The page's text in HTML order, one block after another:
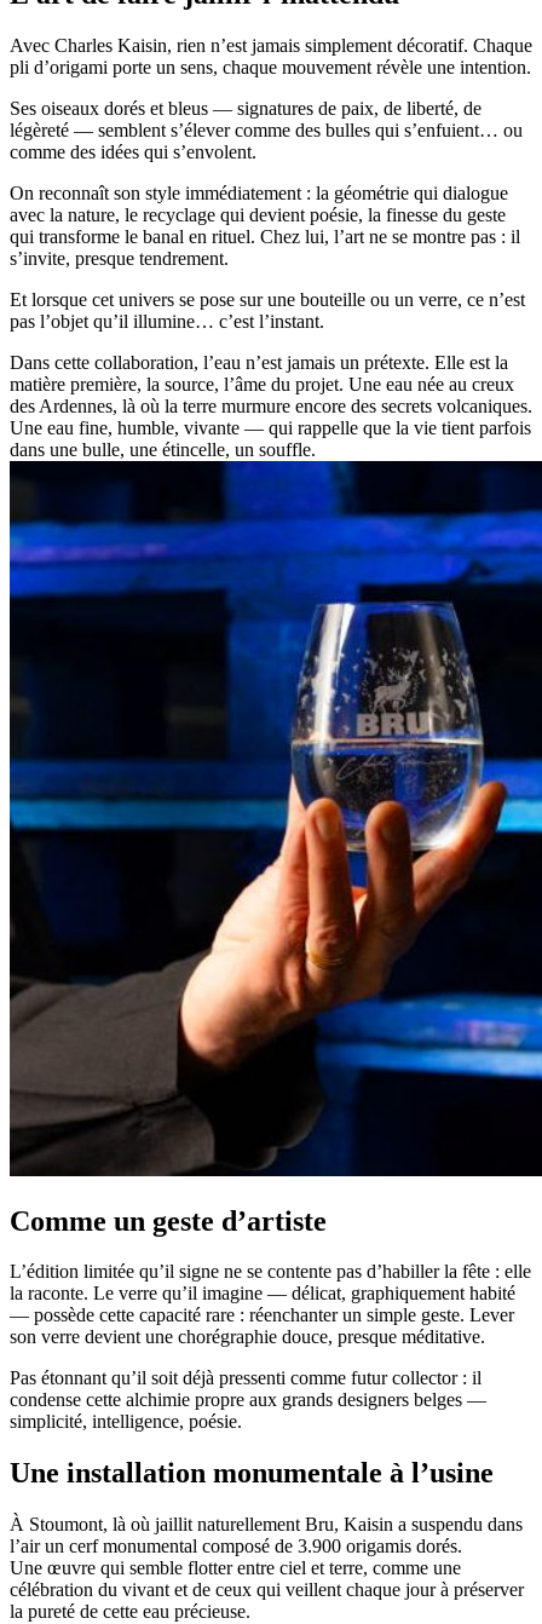
Avec Charles Kaisin, rien n’est jamais simplement décoratif. Chaque
pli d’origami porte un sens, chaque mouvement révèle une intention.
Ses oiseaux dorés et bleus — signatures de paix, de liberté, de
légèreté — semblent s’élever comme des bulles qui s’enfuient… ou
comme des idées qui s’envolent.
On reconnaît son style immédiatement : la géométrie qui dialogue
avec la nature, le recyclage qui devient poésie, la finesse du geste
qui transforme le banal en rituel. Chez lui, l’art ne se montre pas : il
s’invite, presque tendrement.
Et lorsque cet univers se pose sur une bouteille ou un verre, ce n’est
pas l’objet qu’il illumine… c’est l’instant.
Dans cette collaboration, l’eau n’est jamais un prétexte. Elle est la
matière première, la source, l’âme du projet. Une eau née au creux
des Ardennes, là où la terre murmure encore des secrets volcaniques.
Une eau fine, humble, vivante — qui rappelle que la vie tient parfois
dans une bulle, une étincelle, un souffle.
Comme un geste d’artiste
L’édition limitée qu’il signe ne se contente pas d’habiller la fête : elle
la raconte. Le verre qu’il imagine — délicat, graphiquement habité
— possède cette capacité rare : réenchanter un simple geste. Lever
son verre devient une chorégraphie douce, presque méditative.
Pas étonnant qu’il soit déjà pressenti comme futur collector : il
condense cette alchimie propre aux grands designers belges —
simplicité, intelligence, poésie.
Une installation monumentale à l’usine
À Stoumont, là où jaillit naturellement Bru, Kaisin a suspendu dans
l’air un cerf monumental composé de 3.900 origamis dorés.
Une œuvre qui semble flotter entre ciel et terre, comme une
célébration du vivant et de ceux qui veillent chaque jour à préserver
la pureté de cette eau précieuse.